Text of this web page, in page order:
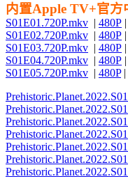
内置Apple TV+官方
S01E01.720P.mkv | 480P |
S01E02.720P.mkv | 480P |
S01E03.720P.mkv | 480P |
S01E04.720P.mkv | 480P |
S01E05.720P.mkv | 480P|